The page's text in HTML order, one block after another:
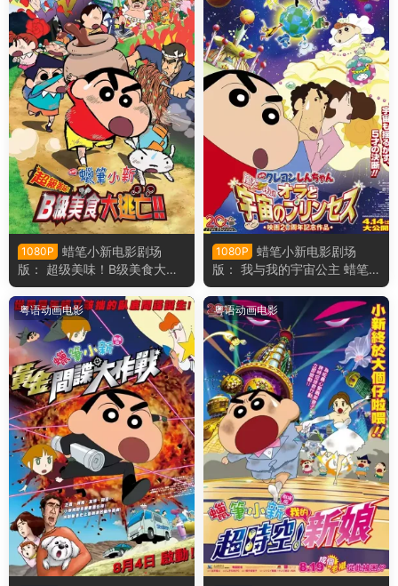
1080P
蜡笔小新电影剧场
版： 超级美味！B级美食大逃
亡！ 蜡笔小新电影剧场版21：
超级美味！B级美食大逃
亡！！粤语版
1080P
蜡笔小新电影剧场
版： 我与我的宇宙公主 蜡笔
小新电影剧场版20： 风起云
涌！我的宇宙公主粤语版
粤语动画电影 粤语动画电影